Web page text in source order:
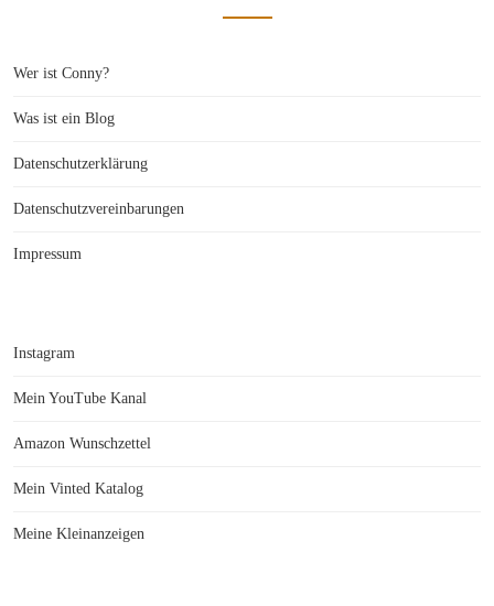
Wer ist Conny?
Was ist ein Blog
Datenschutzerklärung
Datenschutzvereinbarungen
Impressum
Instagram
Mein YouTube Kanal
Amazon Wunschzettel
Mein Vinted Katalog
Meine Kleinanzeigen